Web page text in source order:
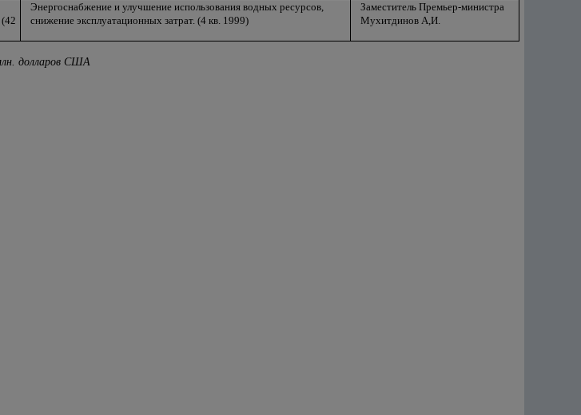
Энергоснабжение и улучшение использования водных ресурсов,
снижение эксплуатационных затрат. (4 кв. 1999)
Заместитель Премьер-министра
Мухитдинов А,И.
долларов США